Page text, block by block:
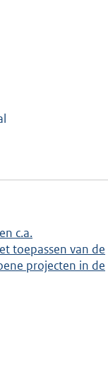
c.a.
toepassen van de
projecten in de